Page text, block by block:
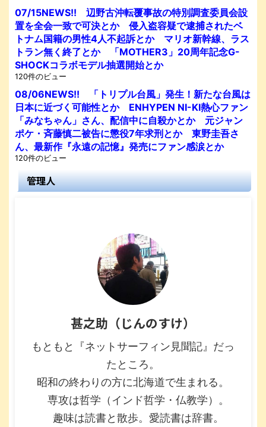
07/15NEWS!! 辺野古沖転覆事故の特別調査委員会設
置を全会一致で可決とか 侵入盗容疑で逮捕されたベ
トナム国籍の男性4人不起訴とか マリオ新幹線、ラス
トラン無く終了とか 「MOTHER3」20周年記念G-
SHOCKコラボモデル抽選開始とか
120件のビュー
08/06NEWS!! 「トリプル台風」発生！新たな台風は
日本に近づく可能性とか ENHYPEN NI-KI熱心ファン
「みなちゃん」さん、配信中に自殺かとか 元ジャン
ポケ・斉藤慎二被告に懲役7年求刑とか 東野圭吾さ
ん、最新作『永遠の記憶』発売にファン感涙とか
120件のビュー
管理人
甚之助（じんのすけ）
もともと『ネットサーフィン見聞記』だっ
たところ。
昭和の終わりの方に北海道で生まれる。
専攻は哲学（インド哲学・仏教学）。
趣味は読書と散歩。愛読書は辞書。